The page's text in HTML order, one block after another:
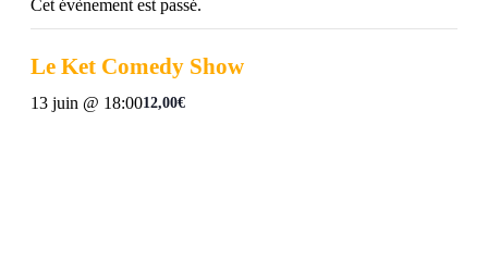
Cet évènement est passé.
Le Ket Comedy Show
13 juin @ 18:0012,00€